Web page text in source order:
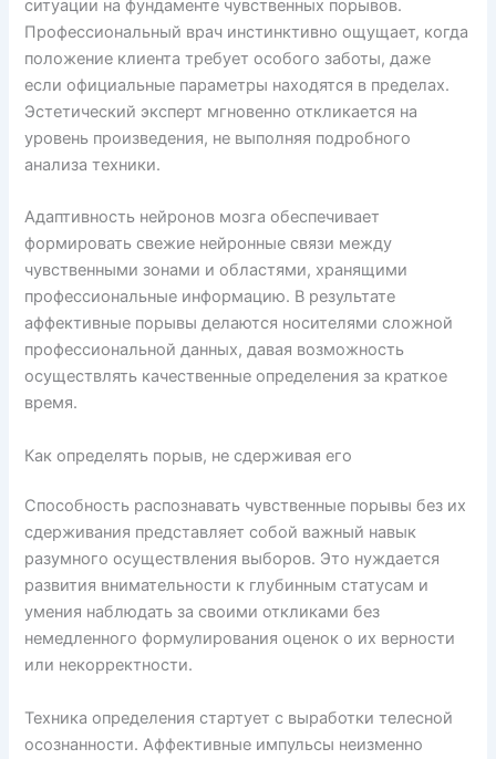
ситуации на фундаменте чувственных порывов.
Профессиональный врач инстинктивно ощущает, когда
положение клиента требует особого заботы, даже
если официальные параметры находятся в пределах.
Эстетический эксперт мгновенно откликается на
уровень произведения, не выполняя подробного
анализа техники.
Адаптивность нейронов мозга обеспечивает
формировать свежие нейронные связи между
чувственными зонами и областями, хранящими
профессиональные информацию. В результате
аффективные порывы делаются носителями сложной
профессиональной данных, давая возможность
осуществлять качественные определения за краткое
время.
Как определять порыв, не сдерживая его
Способность распознавать чувственные порывы без их
сдерживания представляет собой важный навык
разумного осуществления выборов. Это нуждается
развития внимательности к глубинным статусам и
умения наблюдать за своими откликами без
немедленного формулирования оценок о их верности
или некорректности.
Техника определения стартует с выработки телесной
осознанности. Аффективные импульсы неизменно